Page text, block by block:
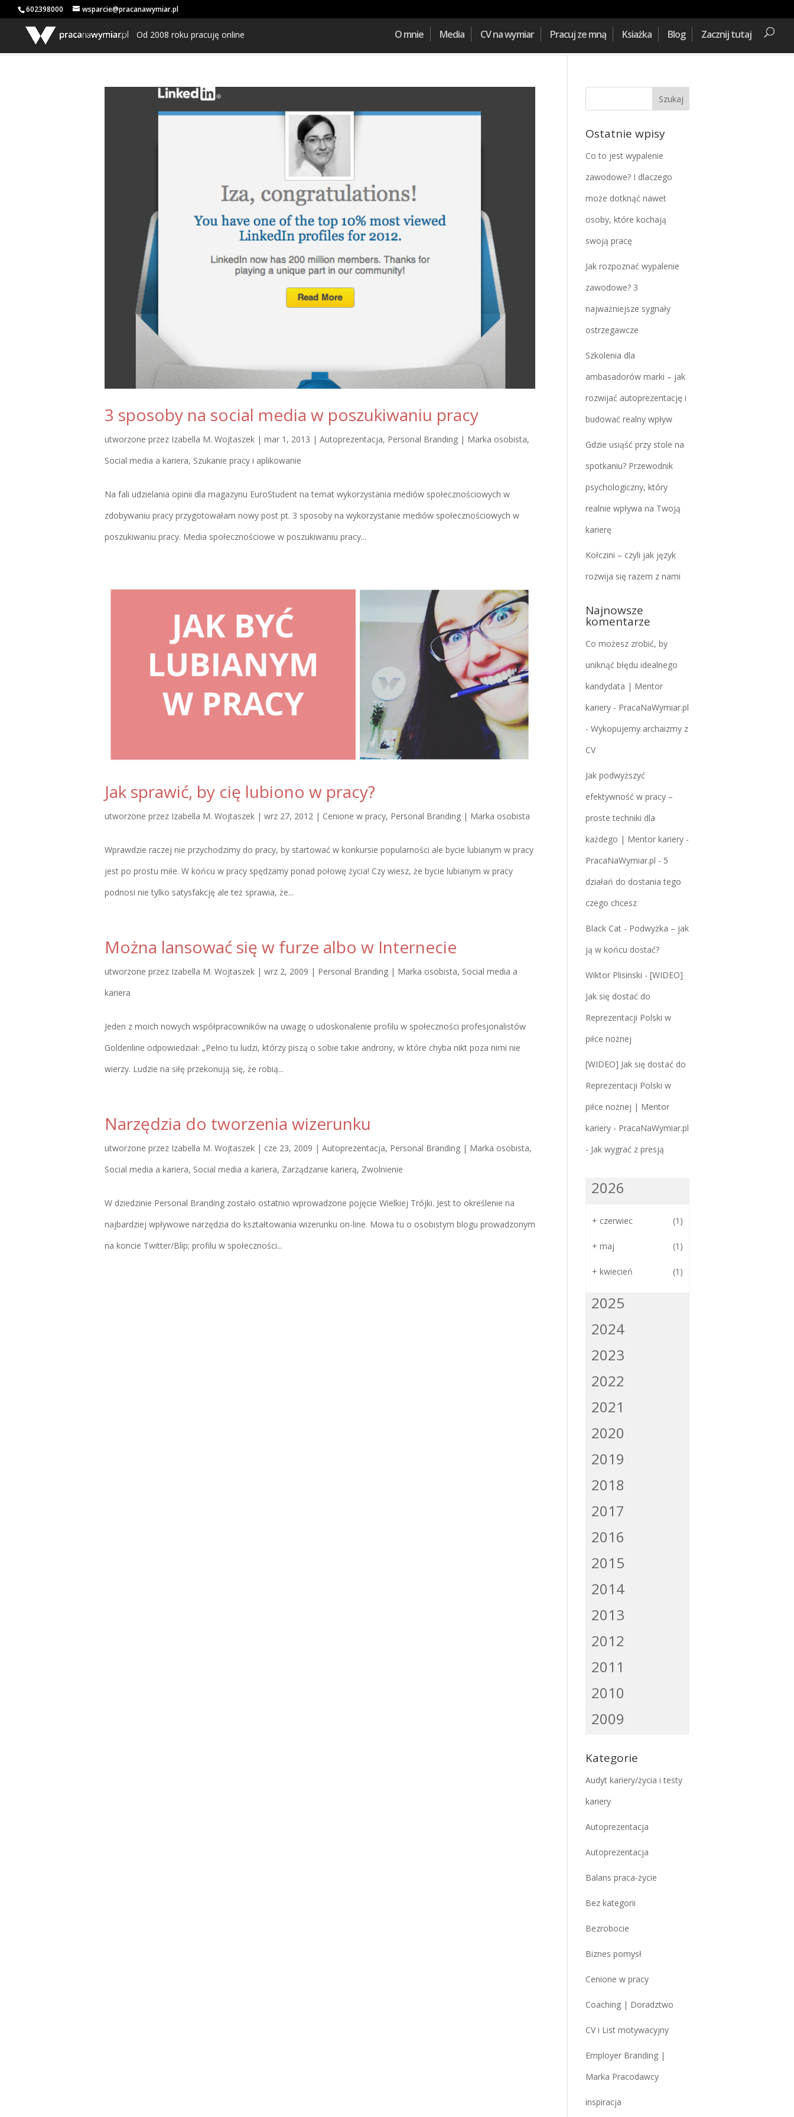
602398000 wsparcie@pracanawymiar.pl
Od 2008 roku pracuję online O mnie Media CV na wymiar Pracuj ze mną Ksiażka Blog Zacznij tutaj
3 sposoby na social media w poszukiwaniu pracy
utworzone przez Izabella M. Wojtaszek| mar 1, 2013 | Autoprezentacja, Personal Branding | Marka osobista,
Social media a kariera, Szukanie pracy i aplikowanie
Na fali udzielania opinii dla magazynu EuroStudent na temat wykorzystania mediów społecznościowych w
zdobywaniu pracy przygotowałam nowy post pt. 3 sposoby na wykorzystanie mediów społecznościowych w
poszukiwaniu pracy. Media społecznościowe w poszukiwaniu pracy...
Jak sprawić, by cię lubiono w pracy?
utworzone przez Izabella M. Wojtaszek| wrz 27, 2012| Cenione w pracy, Personal Branding | Marka osobista
Wprawdzie raczej nie przychodzimy do pracy, by startować w konkursie popularności ale bycie lubianym w pracy
jest po prostu miłe. W końcu w pracy spędzamy ponad połowę życia! Czy wiesz, że bycie lubianym w pracy
podnosi nie tylko satysfakcję ale też sprawia, że...
Można lansować się w furze albo w Internecie
utworzone przez Izabella M. Wojtaszek| wrz 2, 2009 | Personal Branding | Marka osobista, Social media a
kariera
Jeden z moich nowych współpracowników na uwagę o udoskonalenie profilu w społeczności profesjonalistów
Goldenline odpowiedział: „Pełno tu ludzi, którzy piszą o sobie takie androny, w które chyba nikt poza nimi nie
wierzy. Ludzie na siłę przekonują się, że robią...
Narzędzia do tworzenia wizerunku
utworzone przez Izabella M. Wojtaszek| cze 23, 2009 | Autoprezentacja, Personal Branding | Marka osobista,
Social media a kariera, Social media a kariera, Zarządzanie karierą, Zwolnienie
W dziedzinie Personal Branding zostało ostatnio wprowadzone pojęcie Wielkiej Trójki. Jest to określenie na
najbardziej wpływowe narzędzia do kształtowania wizerunku on-line. Mowa tu o osobistym blogu prowadzonym
na koncie Twitter/Blip; profilu w społeczności...
Ostatnie wpisy
Co to jest wypalenie
zawodowe? I dlaczego
może dotknąć nawet
osoby, które kochają
swoją pracę
Jak rozpoznać wypalenie
zawodowe? 3
najważniejsze sygnały
ostrzegawcze
Szkolenia dla
ambasadorów marki – jak
rozwijać autoprezentację i
budować realny wpływ
Gdzie usiąść przy stole na
spotkaniu? Przewodnik
psychologiczny, który
realnie wpływa na Twoją
karierę
Kołczini – czyli jak język
rozwija się razem z nami
Najnowsze
komentarze
Co możesz zrobić, by
uniknąć błędu idealnego
kandydata | Mentor
kariery - PracaNaWymiar.pl
- Wykopujemy archaizmy z
CV
Jak podwyższyć
efektywność w pracy –
proste techniki dla
każdego | Mentor kariery -
PracaNaWymiar.pl - 5
działań do dostania tego
czego chcesz
Black Cat- Podwyżka – jak
ją w końcu dostać?
Wiktor Plisinski - [WIDEO]
Jak się dostać do
Reprezentacji Polski w
piłce nożnej
[WIDEO] Jak się dostać do
Reprezentacji Polski w
piłce nożnej | Mentor
kariery - PracaNaWymiar.pl
- Jak wygrać z presją
2026
+ czerwiec (1)
+ maj (1)
+ kwiecień (1)
2025
2024
2023
2022
2021
2020
2019
2018
2017
2016
2015
2014
2013
2012
2011
2010
2009
Kategorie
Audyt kariery/życia i testy
kariery
Autoprezentacja
Autoprezentacja
Balans praca-życie
Bez kategorii
Bezrobocie
Biznes pomysł
Cenione w pracy
Coaching | Doradztwo
CV i List motywacyjny
Employer Branding |
Marka Pracodawcy
inspiracja